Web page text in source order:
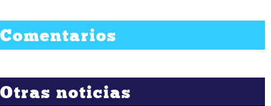
Comentarios
Otras noticias